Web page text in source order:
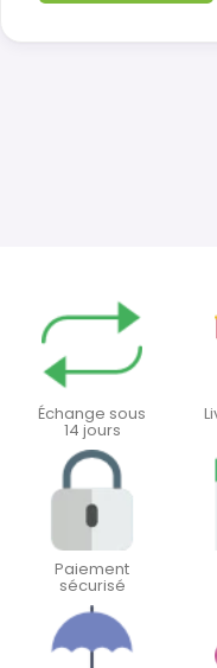
Échange sous
14 jours
Paiement
sécurisé